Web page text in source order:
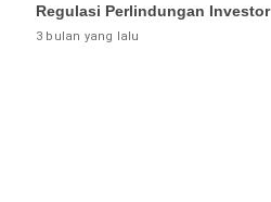
Regulasi Perlindungan Investor
3 bulan yang lalu